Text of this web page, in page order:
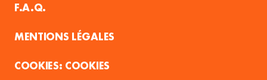
F.A.Q.
MENTIONS LÉGALES
COOKIES